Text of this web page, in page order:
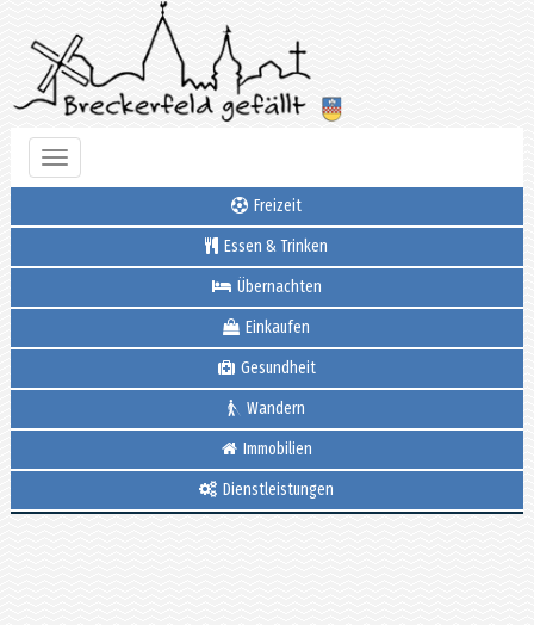
Toggle
navigation
Freizeit
Essen & Trinken
Übernachten
Einkaufen
Gesundheit
Wandern
Immobilien
Dienstleistungen